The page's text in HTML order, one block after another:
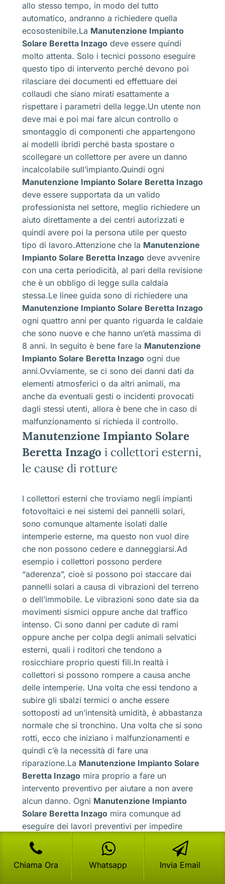
allo stesso tempo, in modo del tutto
automatico, andranno a richiedere quella
ecosostenibile.La Manutenzione Impianto
Solare Beretta Inzago deve essere quindi
molto attenta. Solo i tecnici possono eseguire
questo tipo di intervento perché devono poi
rilasciare dei documenti ed effettuare dei
collaudi che siano mirati esattamente a
rispettare i parametri della legge.Un utente non
deve mai e poi mai fare alcun controllo o
smontaggio di componenti che appartengono
ai modelli ibridi perché basta spostare o
scollegare un collettore per avere un danno
incalcolabile sull’impianto.Quindi ogni
Manutenzione Impianto Solare Beretta Inzago
deve essere supportata da un valido
professionista nel settore, meglio richiedere un
aiuto direttamente a dei centri autorizzati e
quindi avere poi la persona utile per questo
tipo di lavoro.Attenzione che la Manutenzione
Impianto Solare Beretta Inzago deve avvenire
con una certa periodicità, al pari della revisione
che è un obbligo di legge sulla caldaia
stessa.Le linee guida sono di richiedere una
Manutenzione Impianto Solare Beretta Inzago
ogni quattro anni per quanto riguarda le caldaie
che sono nuove e che hanno un’età massima di
8 anni. In seguito è bene fare la Manutenzione
Impianto Solare Beretta Inzago ogni due
anni.Ovviamente, se ci sono dei danni dati da
elementi atmosferici o da altri animali, ma
anche da eventuali gesti o incidenti provocati
dagli stessi utenti, allora è bene che in caso di
malfunzionamento si richieda il controllo.
Manutenzione Impianto Solare
Beretta Inzago i collettori esterni,
le cause di rotture
I collettori esterni che troviamo negli impianti
fotovoltaici e nei sistemi dei pannelli solari,
sono comunque altamente isolati dalle
intemperie esterne, ma questo non vuol dire
che non possono cedere e danneggiarsi.Ad
esempio i collettori possono perdere
“aderenza”, cioè si possono poi staccare dai
pannelli solari a causa di vibrazioni del terreno
o dell’immobile. Le vibrazioni sono date sia da
movimenti sismici oppure anche dal traffico
intenso. Ci sono danni per cadute di rami
oppure anche per colpa degli animali selvatici
esterni, quali i roditori che tendono a
rosicchiare proprio questi fili.In realtà i
collettori si possono rompere a causa anche
delle intemperie. Una volta che essi tendono a
subire gli sbalzi termici o anche essere
sottoposti ad un’intensità umidità, è abbastanza
normale che si tronchino. Una volta che si sono
rotti, ecco che iniziano i malfunzionamenti e
quindi c’è la necessità di fare una
riparazione.La Manutenzione Impianto Solare
Beretta Inzago mira proprio a fare un
intervento preventivo per aiutare a non avere
alcun danno. Ogni Manutenzione Impianto
Solare Beretta Inzago mira comunque ad
eseguire dei lavori preventivi per impedire
qualsiasi rottura.I collettori sono sempre quelli
sotto l’attenzione da parte dei tecnici, come
mai? Semplicemente perché se essi non
Chiama Ora Whatsapp Invia Email